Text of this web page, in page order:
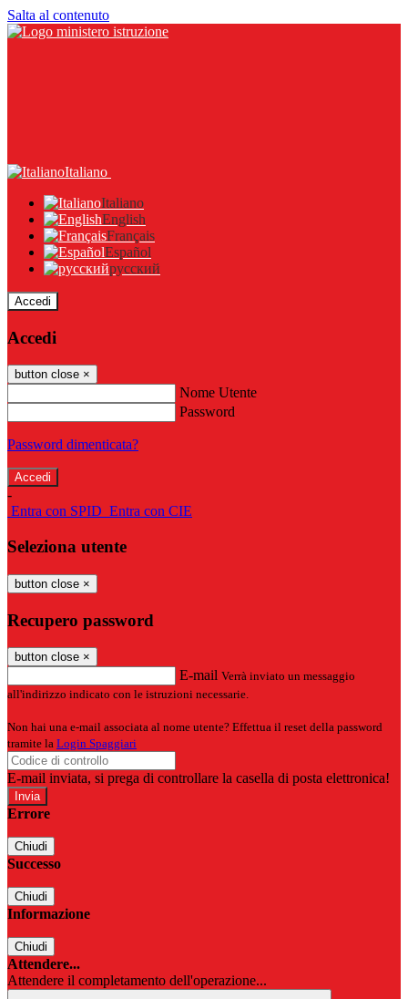
Salta al contenuto
Italiano
Italiano
English
Français
Español
русский
Accedi
Accedi
button close ×
Nome Utente
Password
Password dimenticata?
-
Entra con SPID Entra con CIE
Seleziona utente
button close ×
Recupero password
button close ×
E-mail Verrà inviato un messaggio
all'indirizzo indicato con le istruzioni necessarie.
Non hai una e-mail associata al nome utente? Effettua il reset della password
tramite la Login Spaggiari
E-mail inviata, si prega di controllare la casella di posta elettronica!
Errore
Chiudi
Successo
Chiudi
Informazione
Chiudi
Attendere...
Attendere il completamento dell'operazione...